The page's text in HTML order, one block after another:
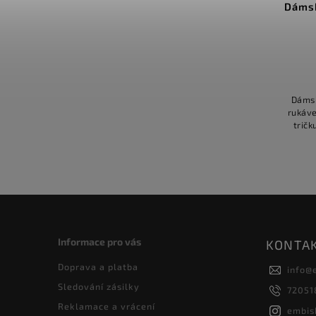
Informace pro vás
Doprava a platba
Sledování zásilky
Reklamace a vrácení
info@